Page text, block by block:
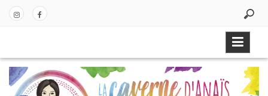
ag
ra
m
bo
ok